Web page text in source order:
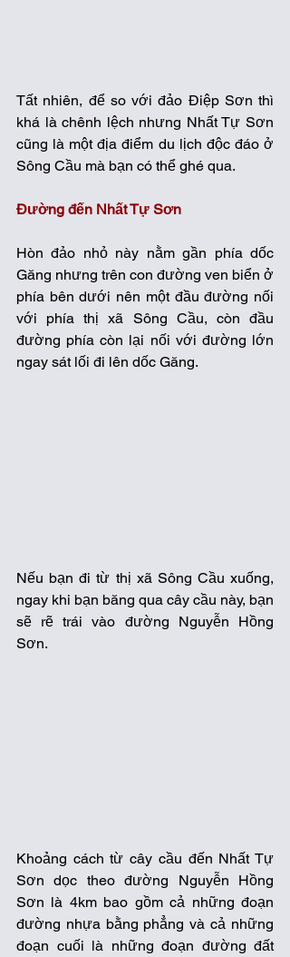
Tất nhiên, để so với đảo Điệp Sơn thì
khá là chênh lệch nhưng Nhất Tự Sơn
cũng là một địa điểm du lịch độc đáo ở
Sông Cầu mà bạn có thể ghé qua.
Đường đến Nhất Tự Sơn
Hòn đảo nhỏ này nằm gần phía dốc
Găng nhưng trên con đường ven biển ở
phía bên dưới nên một đầu đường nối
với phía thị xã Sông Cầu, còn đầu
đường phía còn lại nối với đường lớn
ngay sát lối đi lên dốc Găng.
Nếu bạn đi từ thị xã Sông Cầu xuống,
ngay khi bạn băng qua cây cầu này, bạn
sẽ rẽ trái vào đường Nguyễn Hồng
Sơn.
Khoảng cách từ cây cầu đến Nhất Tự
Sơn dọc theo đường Nguyễn Hồng
Sơn là 4km bao gồm cả những đoạn
đường nhựa bằng phẳng và cả những
đoạn cuối là những đoạn đường đất